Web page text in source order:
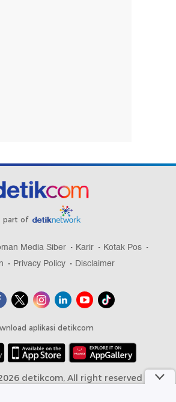
part of
Media Siber Karir
Kotak Pos
Privacy Policy Disclaimer
aplikasi detikcom
detikcom, All right reserved